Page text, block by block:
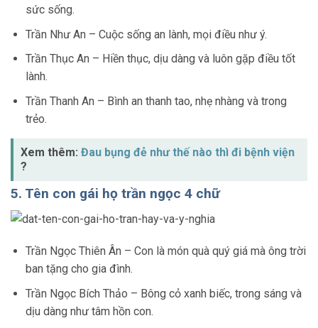
sức sống.
Trần Như An – Cuộc sống an lành, mọi điều như ý.
Trần Thục An – Hiền thục, dịu dàng và luôn gặp điều tốt
lành.
Trần Thanh An – Bình an thanh tao, nhẹ nhàng và trong
trẻo.
Xem thêm: Đau bụng đẻ như thế nào thì đi bệnh viện
?
5. Tên con gái họ trần ngọc 4 chữ
Trần Ngọc Thiên Ân – Con là món quà quý giá mà ông trời
ban tặng cho gia đình.
Trần Ngọc Bích Thảo – Bông cỏ xanh biếc, trong sáng và
dịu dàng như tâm hồn con.